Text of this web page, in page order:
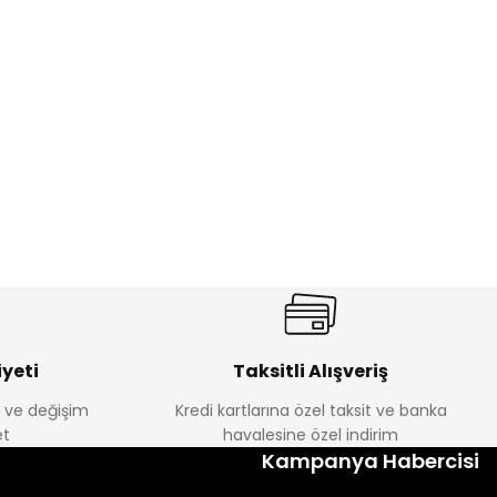
Melra Kız Çocuk Kot Pantolon
%22
Koren Kız Çocuk ve Bebek Tayt
ve değişim
Taksitli Alışveriş
Kredi kartlarına özel taksit ve banka
havalesine özel indirim
Kampanya Habercisi